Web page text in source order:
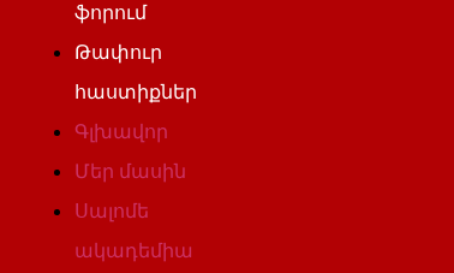
ֆորում
Թափուր
հաստիքներ
Գլխավոր
Մեր մասին
Սալոմե
ակադեմիա